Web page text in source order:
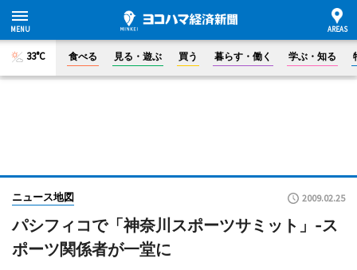
33°C 食べる 見る・遊ぶ 買う 暮らす・働く 学ぶ・知る
ニュース地図 2009.02.25
パシフィコで「神奈川スポーツサミット」-ス
ポーツ関係者が一堂に